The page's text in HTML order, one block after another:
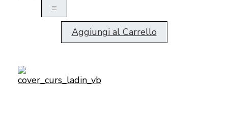
–
Aggiungi al Carrello